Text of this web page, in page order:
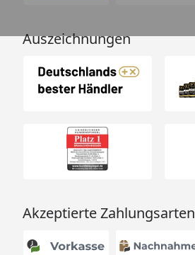
Auszeichnungen
Akzeptierte Zahlungsarten